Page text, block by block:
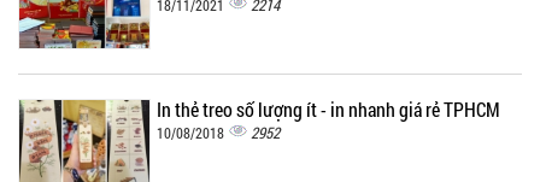
18/11/2021 2214
In thẻ treo số lượng ít - in nhanh giá rẻ TPHCM
10/08/2018 2952